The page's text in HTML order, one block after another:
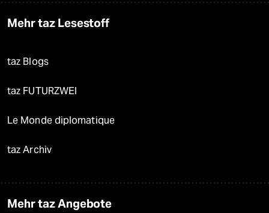
Mehr taz Lesestoff
taz Blogs
taz FUTURZWEI
Le Monde diplomatique
taz Archiv
Mehr taz Angebote